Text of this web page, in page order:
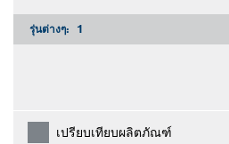
รุ่นต่างๆ: 1
เปรียบเทียบผลิตภัณฑ์